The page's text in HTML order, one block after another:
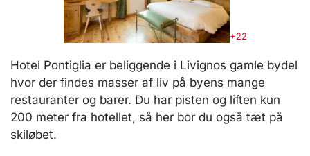
+22
Hotel Pontiglia er beliggende i Livignos gamle bydel
hvor der findes masser af liv på byens mange
restauranter og barer. Du har pisten og liften kun
200 meter fra hotellet, så her bor du også tæt på
skiløbet.